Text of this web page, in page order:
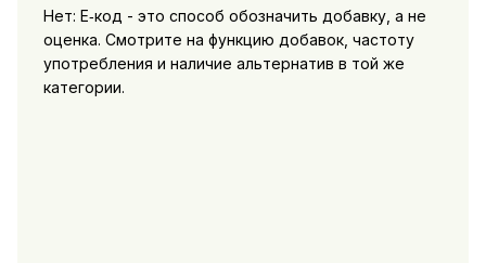
Нет: E‑код - это способ обозначить добавку, а не
оценка. Смотрите на функцию добавок, частоту
употребления и наличие альтернатив в той же
категории.